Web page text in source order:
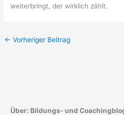
weiterbringt, der wirklich zählt.
← Vorheriger Beitrag
Über: Bildungs- und